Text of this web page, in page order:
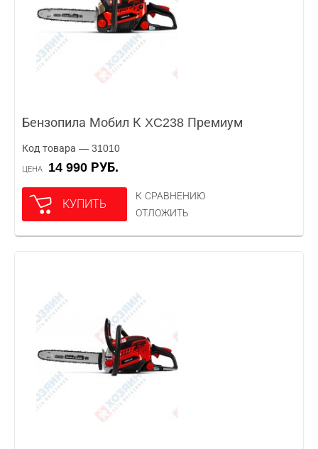
Бензопила Мобил К XC238 Премиум
Код товара — 31010
ЦЕНА 14 990 РУБ.
КУПИТЬ
К СРАВНЕНИЮ
ОТЛОЖИТЬ